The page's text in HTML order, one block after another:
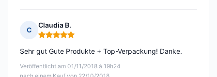
C
Claudia B.
Hinweis: 5 von 5
Veröffentlicht am 01/11/2018 à 19h24
Sehr gut Gute Produkte + Top-Verpackung! Danke.